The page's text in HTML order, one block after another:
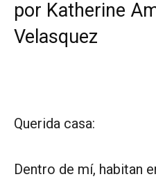
por Katherine
Velasquez
Querida casa:
Dentro de mí, habitan